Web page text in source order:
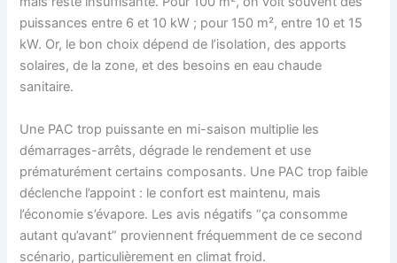
puissances entre 6 et 10 kW ; pour 150 m², entre 10 et 15
kW. Or, le bon choix dépend de l’isolation, des apports
solaires, de la zone, et des besoins en eau chaude
sanitaire.
Une PAC trop puissante en mi-saison multiplie les
démarrages-arrêts, dégrade le rendement et use
prématurément certains composants. Une PAC trop faible
déclenche l’appoint : le confort est maintenu, mais
l’économie s’évapore. Les avis négatifs “ça consomme
autant qu’avant” proviennent fréquemment de ce second
scénario, particulièrement en climat froid.